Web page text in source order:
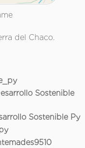
del Chaco.
Sostenible
Sostenible Py